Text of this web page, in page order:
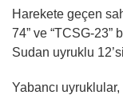
Harekete geçen
74” ve “TCSG-23”
Sudan uyruklu
Yabancı